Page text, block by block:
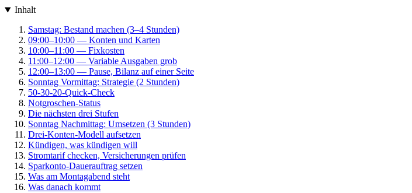
Inhalt
Samstag: Bestand machen (3–4 Stunden)
09:00–10:00 — Konten und Karten
10:00–11:00 — Fixkosten
11:00–12:00 — Variable Ausgaben grob
12:00–13:00 — Pause, Bilanz auf einer Seite
Sonntag Vormittag: Strategie (2 Stunden)
50-30-20-Quick-Check
Notgroschen-Status
Die nächsten drei Stufen
Sonntag Nachmittag: Umsetzen (3 Stunden)
Drei-Konten-Modell aufsetzen
Kündigen, was kündigen will
Stromtarif checken, Versicherungen prüfen
Sparkonto-Dauerauftrag setzen
Was am Montagabend steht
Was danach kommt